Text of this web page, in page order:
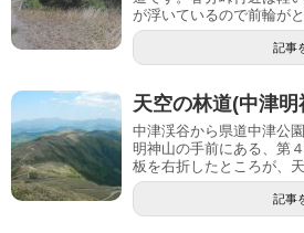
が浮いているので前輪が
記事
天空の林道(中津明
中津渓谷から県道中津公
明神山の手前にある、第
板を右折したところが、
記事